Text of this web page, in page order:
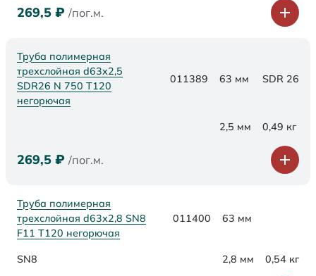
269,5 ₽ /пог.м.
Труба полимерная
трехслойная d63x2,5
SDR26 N 750 Т120
негорючая
011389 63 мм SDR 26
2,5 мм 0,49 кг
269,5 ₽ /пог.м.
Труба полимерная
трехслойная d63х2,8 SN8
F11 Т120 негорючая
011400 63 мм
SN8 2,8 мм 0,54 кг